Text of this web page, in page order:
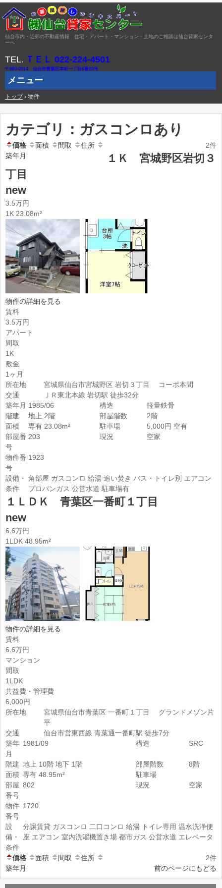
仙台市内・近郊の不動産情報 住宅・アパート・マンション・土地のご相談は仙台貸家センタ
ーへ
TEL. ＴＥＬ 022-224-4501
〒980-0014 仙台市青葉区本町一丁目6番23号
メニュー
コ
ン
ツ
へ
ス
キ
ッ
トップ › 物件
カテゴリ：ガスコンロあり
価格 面積 間取
住所
築年月
2件
１Ｋ 宮城野区岩切３
丁目
new
3.5万円
1K 23.08m²
物件の詳細を見る
賃料
3.5万円
アパート
間取
1K
敷金
1ヶ月
所在地
宮城県仙台市宮城野区 岩切３丁目 コーポ本間
交通
ＪＲ東北本線 岩切駅 徒歩32分
築年月 1985/06 構造
軽量鉄骨
階建
地上 2階 部屋階数
2階
面積
専有 23.08m² 駐車場
5,000円 空有
部屋番
号
203 現況 空家
物件番
号
1923
設備・
条件
角部屋 ガスコンロ 給湯 追い焚き バス・トイレ別 エアコン
プロパンガス 公営水道 駐車場有
１ＬＤＫ 青葉区一番町１丁目
new
6.6万円
1LDK 48.95m²
物件の詳細を見る
賃料
6.6万円
マンション
間取
1LDK
共益費・管理費
6,000円
所在地
宮城県仙台市青葉区 一番町１丁目 グランドメゾン片
平
交通
仙台市営東西線 青葉通一番町駅 徒歩7分
築年
月
1981/09 構造 SRC
階建 地上 10階 地下 1階 部屋階数
8階
面積 専有 48.95m²
駐車場
部屋
番号
802 現況 空家
物件
番号
1720
設
備・
条件
分譲賃貸 ガスコンロ 二口コンロ 給湯 トイレ専用 温水洗浄便
座 エアコン 室内洗濯機置き場 都市ガス 公営水道 エレベータ
価格 面積 間取
住所
築年月
2件
前のページにもどる